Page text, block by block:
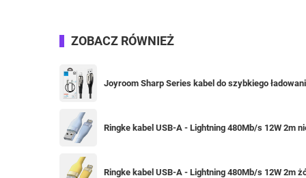
ZOBACZ RÓWNIEŻ
Joyroom Sharp Series kabel do szybkiego
Ringke kabel USB-A - Lightning 480Mb/s 12W 2m
Ringke kabel USB-A - Lightning 480Mb/s 12W 2m